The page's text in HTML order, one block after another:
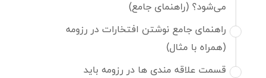
می‌شود؟ (راهنمای جامع)
راهنمای جامع نوشتن افتخارات در رزومه
(همراه با مثال)
قسمت علاقه مندی ها در رزومه باید